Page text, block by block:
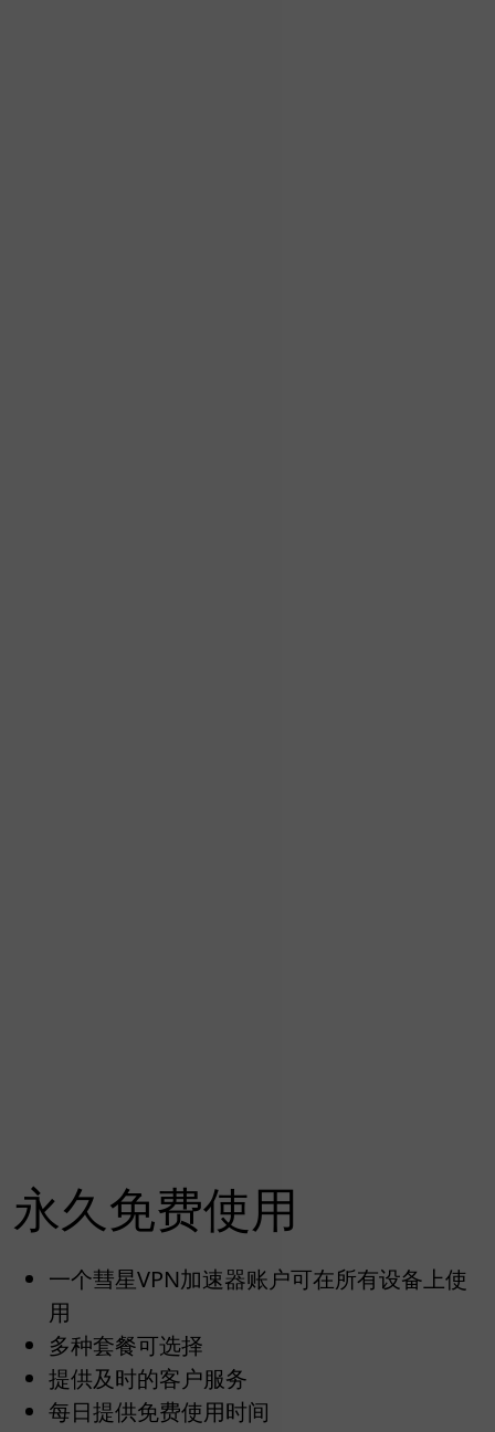
永久免费使用
一个彗星VPN加速器账户可在所有设备上使
用
多种套餐可选择
提供及时的客户服务
每日提供免费使用时间